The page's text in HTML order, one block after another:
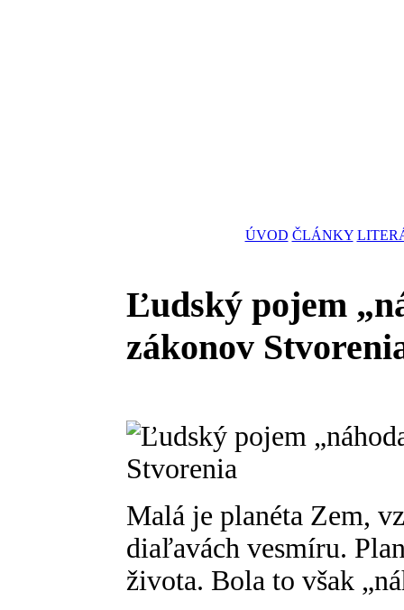
ÚVOD ČLÁNKY
Ľudský pojem
zákonov
Malá je planéta Zem,
diaľavách vesmíru.
života. Bola to však